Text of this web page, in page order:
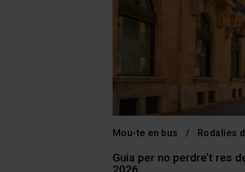
Mou-te en bus Rodalies
Guia per no perdre’t res